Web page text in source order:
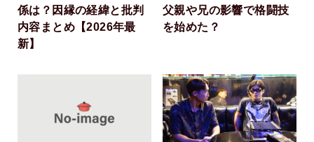
係は？因縁の経緯と批判
内容まとめ【2026年最
新】
父親や兄の影響で格闘技
を始めた？